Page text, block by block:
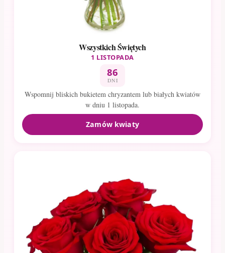
Wszystkich Świętych
1 LISTOPADA
86
DNI
Wspomnij bliskich bukietem chryzantem lub białych kwiatów
w dniu 1 listopada.
Zamów kwiaty